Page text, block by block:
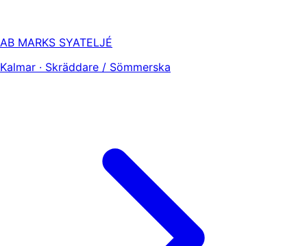
AB MARKS SYATELJÉ
Kalmar · Skräddare / Sömmerska